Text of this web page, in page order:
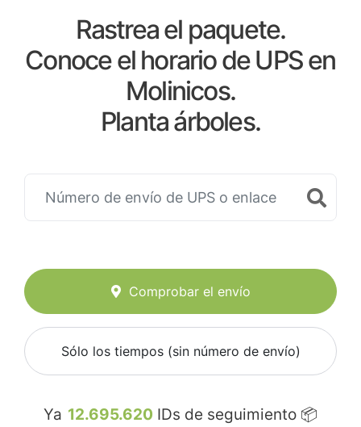
Rastrea el paquete.
Conoce el horario de UPS en
Molinicos.
Planta árboles.
Comprobar el envío
Sólo los tiempos (sin número de envío)
Ya 12.695.620 IDs de seguimiento 📦